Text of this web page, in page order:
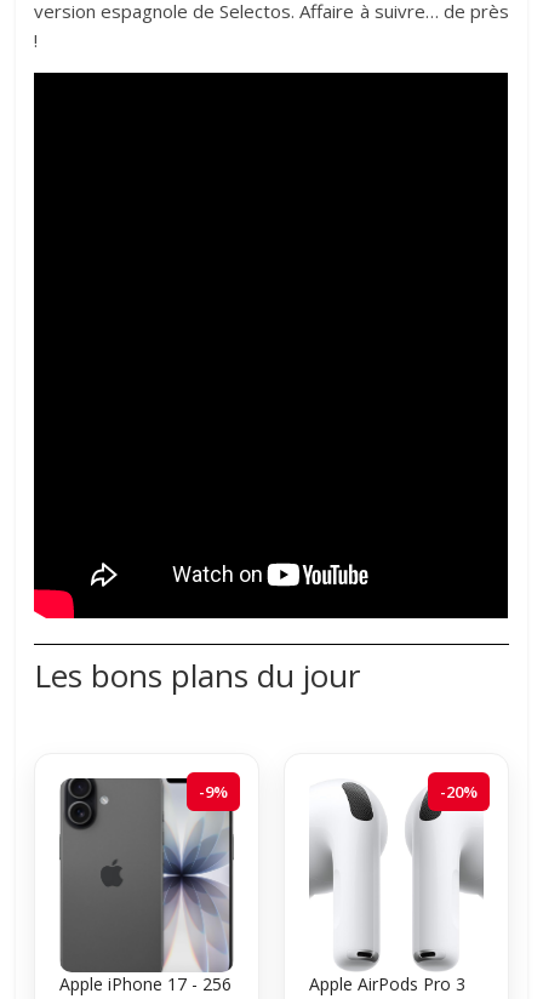
version espagnole de Selectos. Affaire à suivre… de près
!
Les bons plans du jour
-9%
Apple iPhone 17 - 256
-20%
Apple AirPods Pro 3